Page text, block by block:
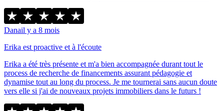
Danail y a 8 mois
Erika est proactive et à l'écoute
Erika a été très présente et m'a bien accompagnée durant tout le
process de recherche de financements assurant pédagogie et
dynamise tout au long du process. Je me tournerai sans aucun doute
vers elle si j'ai de nouveaux projets immobiliers dans le futurs !